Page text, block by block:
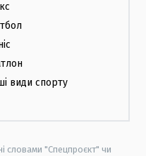
види спорту
словами "Спецпроєкт" чи